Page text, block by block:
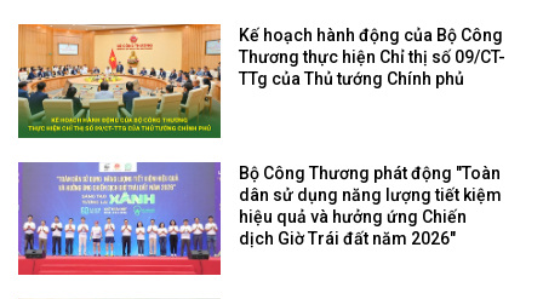
Kế hoạch hành động của Bộ Công
Thương thực hiện Chỉ thị số 09/CT-
TTg của Thủ tướng Chính phủ
Bộ Công Thương phát động "Toàn
dân sử dụng năng lượng tiết kiệm
hiệu quả và hưởng ứng Chiến
dịch Giờ Trái đất năm 2026"